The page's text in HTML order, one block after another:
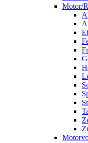
Motor/